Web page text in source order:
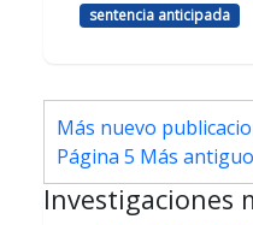
sentencia anticipada
Paginación
de
entradas
Más nuevo
Página 5 Más
Investigaciones